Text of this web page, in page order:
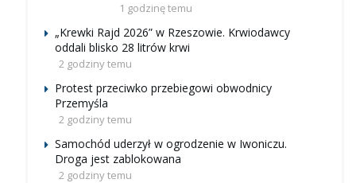
1 godzinę temu
„Krewki Rajd 2026” w Rzeszowie. Krwiodawcy
oddali blisko 28 litrów krwi
2 godziny temu
Protest przeciwko przebiegowi obwodnicy
Przemyśla
2 godziny temu
Samochód uderzył w ogrodzenie w Iwoniczu.
Droga jest zablokowana
2 godziny temu